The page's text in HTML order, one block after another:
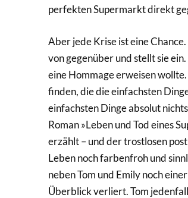
perfekten Supermarkt direkt
Aber jede Krise ist eine
von gegenüber und stellt sie
eine Hommage erweisen wollte.
finden, die die einfachsten
einfachsten Dinge absolut
Roman »Leben und Tod eines
erzählt – und der trostlosen
Leben noch farbenfroh und
neben Tom und Emily noch
Überblick verliert. Tom